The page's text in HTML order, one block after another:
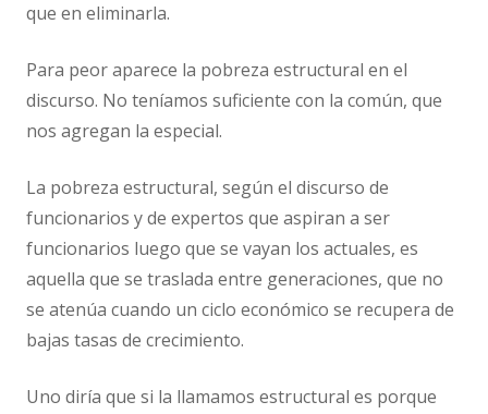
que en eliminarla.
Para peor aparece la pobreza estructural en el
discurso. No teníamos suficiente con la común, que
nos agregan la especial.
La pobreza estructural, según el discurso de
funcionarios y de expertos que aspiran a ser
funcionarios luego que se vayan los actuales, es
aquella que se traslada entre generaciones, que no
se atenúa cuando un ciclo económico se recupera de
bajas tasas de crecimiento.
Uno diría que si la llamamos estructural es porque